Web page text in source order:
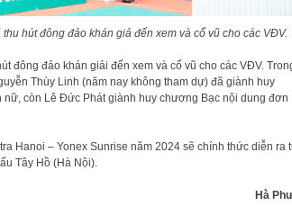
hút đông đảo khán giả đến xem và cổ vũ cho các VĐV.
đông đảo khán giải đến xem và cổ vũ cho các VĐV.
Thùy Linh (năm nay không tham dự) đã giành huy
còn Lê Đức Phát giành huy chương Bạc nội dung đơn
Hanoi – Yonex Sunrise năm 2024 sẽ chính thức diễn ra
Tây Hồ (Hà Nội).
Hà